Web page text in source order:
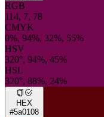
RGB
114, 7, 78
CMYK
0%, 94%, 32%, 55%
HSV
320°, 94%, 45%
HSL
320°, 88%, 24%
HEX
#5a0108